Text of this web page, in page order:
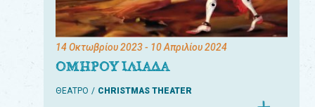
14 Οκτωβρίου 2023- 10 Απριλίου 2024
ΟΜΗΡΟΥ ΙΛΙΑΔΑ
ΘΕΑΤΡΟ CHRISTMAS THEATER